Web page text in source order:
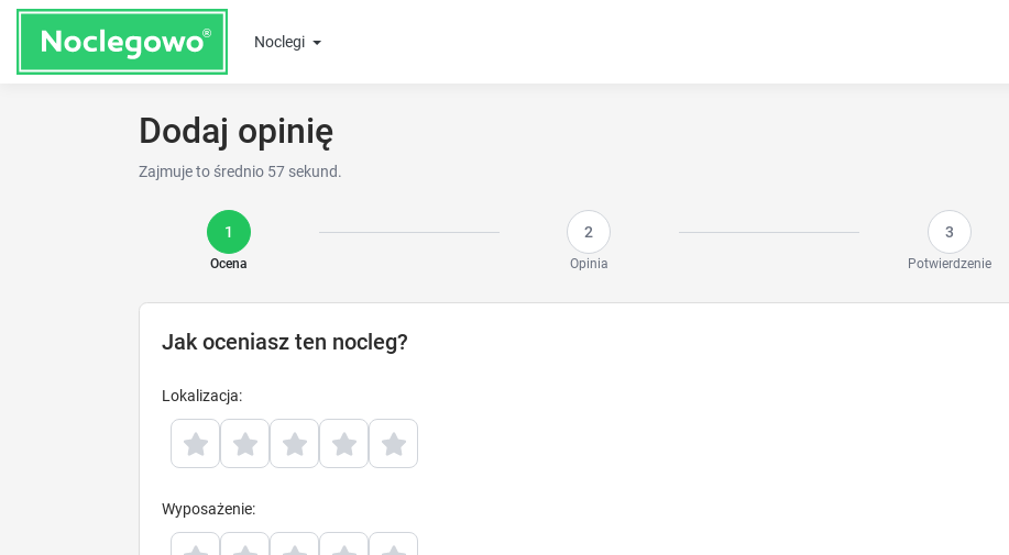
Noclegi
Dodaj opinię
Zajmuje to średnio 57 sekund.
1
Ocena
2
Opinia
3
Potwierdzenie
Jak oceniasz ten nocleg?
Lokalizacja:
Wyposażenie: